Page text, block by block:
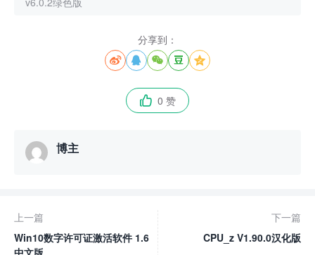
分享到：
    
 0 赞
博主
上一篇
Win10数字许可证激活软件 1.6
中文版
下一篇
CPU_z V1.90.0汉化版